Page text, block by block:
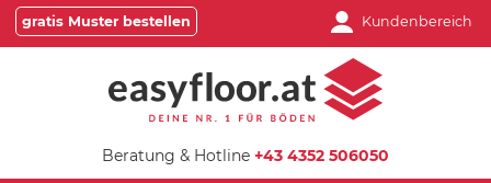
gratis Muster bestellen Kundenbereich
Beratung & Hotline +43 4352 506050